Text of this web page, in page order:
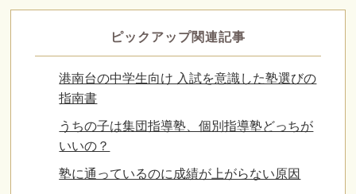
ピックアップ関連記事
港南台の中学生向け 入試を意識した塾選びの
指南書
うちの子は集団指導塾、個別指導塾どっちが
いいの？
塾に通っているのに成績が上がらない原因